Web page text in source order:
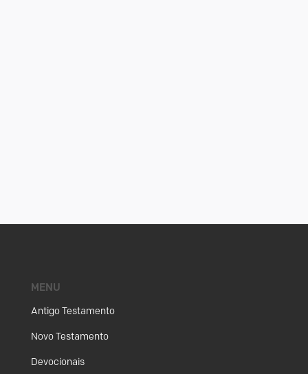
MENU
Antigo Testamento
Novo Testamento
Devocionais